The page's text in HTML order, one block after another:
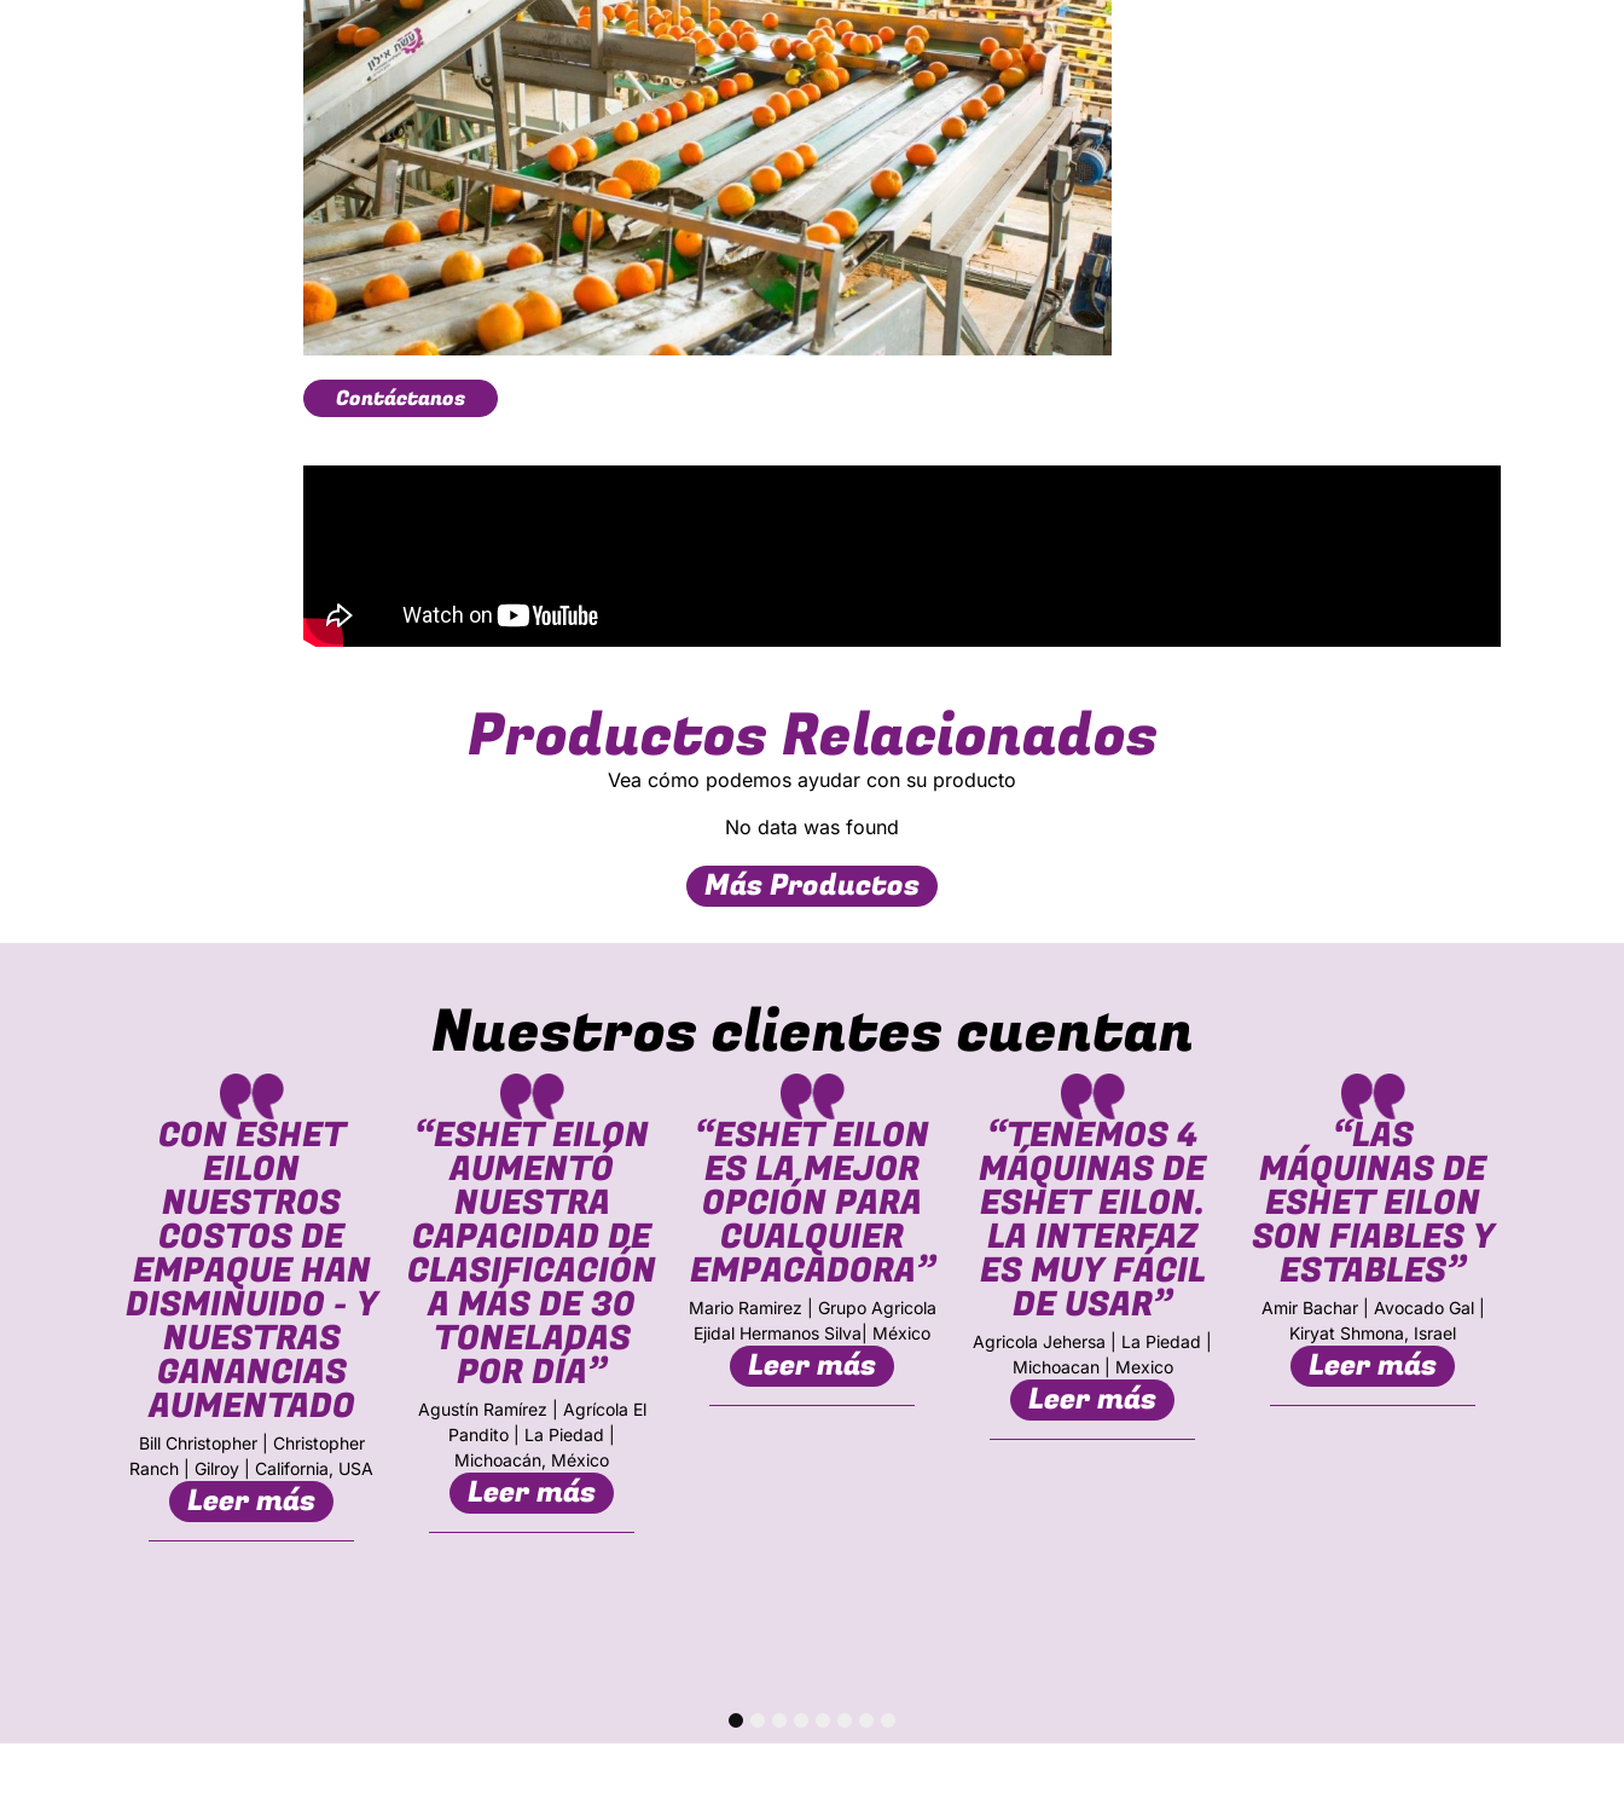
Contáctanos
Productos Relacionados
Vea cómo podemos ayudar con su producto
No data was found
Más Productos
Nuestros clientes cuentan
CON ESHET
EILON
NUESTROS
COSTOS DE
EMPAQUE HAN
DISMINUIDO - Y
NUESTRAS
GANANCIAS
AUMENTADO
Bill Christopher | Christopher
Ranch | Gilroy | California, USA
Leer más
“ESHET EILON
AUMENTÓ
NUESTRA
CAPACIDAD DE
CLASIFICACIÓN
A MÁS DE 30
TONELADAS
POR DÍA”
Agustín Ramírez | Agrícola El
Pandito | La Piedad |
Michoacán, México
Leer más
“ESHET EILON
ES LA MEJOR
OPCIÓN PARA
CUALQUIER
EMPACADORA”
Mario Ramirez | Grupo Agricola
Ejidal Hermanos Silva| México
Leer más
“TENEMOS 4
MÁQUINAS DE
ESHET EILON.
LA INTERFAZ
ES MUY FÁCIL
DE USAR”
Agricola Jehersa | La Piedad |
Michoacan | Mexico
Leer más
“LAS
MÁQUINAS DE
ESHET EILON
SON FIABLES Y
ESTABLES”
Amir Bachar | Avocado Gal |
Kiryat Shmona, Israel
Leer más
4